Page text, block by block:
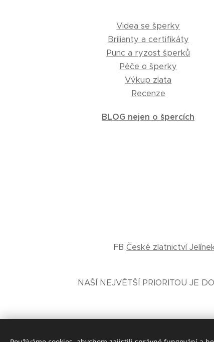
Videa se šperky
Brilianty a certifikáty
Punc a ryzost šperků
Péče o šperky
Výkup zlata
Recenze
BLOG nejen o špercích
FB České zlatnictví
NAŠÍ NEJVĚTŠÍ PRIORITOU JE